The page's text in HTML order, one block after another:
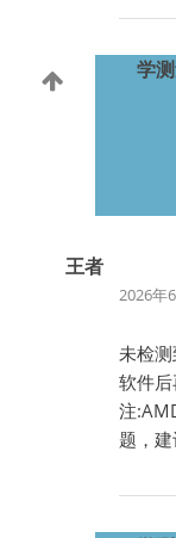
学
王者
2026年
未检
软件后
注
题，